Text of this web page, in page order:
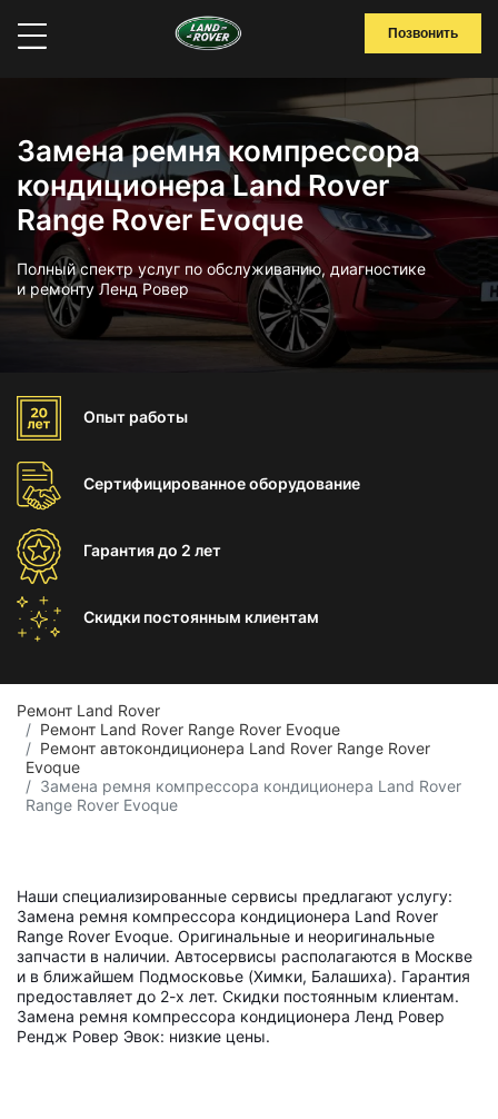
Позвонить
Замена ремня компрессора
кондиционера Land Rover
Range Rover Evoque
Полный спектр услуг по обслуживанию, диагностике
и ремонту Ленд Ровер
Опыт работы
Сертифицированноеоборудование
Гарантиядо 2 лет
Скидки постоянным клиентам
Ремонт Land Rover
Ремонт Land Rover Range Rover Evoque
Ремонт автокондиционера Land Rover Range Rover
Evoque
Замена ремня компрессора кондиционера Land Rover
Range Rover Evoque
Наши специализированные сервисы предлагают услугу:
Замена ремня компрессора кондиционера Land Rover
Range Rover Evoque. Оригинальные и неоригинальные
запчасти в наличии. Автосервисы располагаются в Москве
и в ближайшем Подмосковье (Химки, Балашиха). Гарантия
предоставляет до 2-х лет. Скидки постоянным клиентам.
Замена ремня компрессора кондиционера Ленд Ровер
Рендж Ровер Эвок: низкие цены.